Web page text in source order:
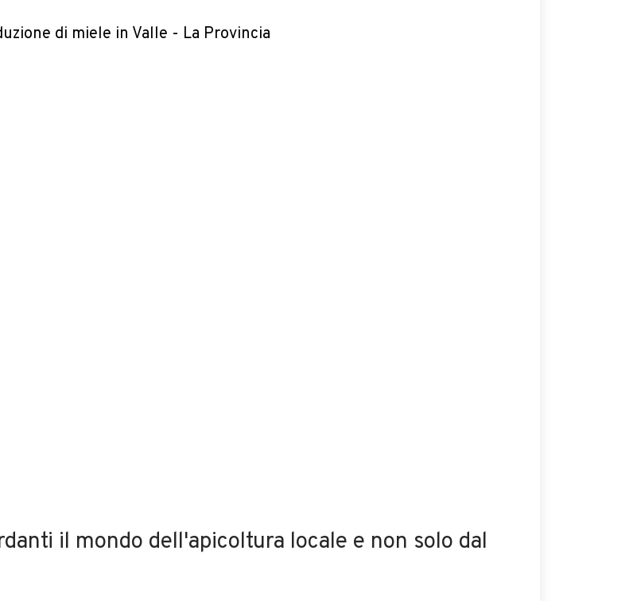
di miele in Valle - La Provincia
il mondo dell'apicoltura locale e non solo dal